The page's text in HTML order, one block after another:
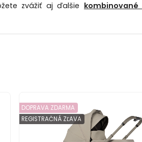
zvážiť aj ďalšie kombinované
DOPRAVA ZDARMA
REGISTRAČNÁ ZĽAVA